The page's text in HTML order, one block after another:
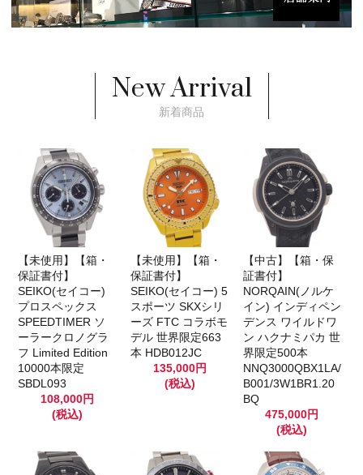
New Arrival
新着商品
【未使用】【箱・
保証書付】
SEIKO(セイコー)
プロスペックス
SPEEDTIMER ソ
ーラークロノグラ
フ Limited Edition
10000本限定
SBDL093
108,000円
(税込)
【未使用】【箱・
保証書付】
SEIKO(セイコー) 5
スポーツ SKXシリ
ーズ FTC コラボモ
デル 世界限定663
本 HDB012JC
135,000円
(税込)
【中古】【箱・保
証書付】
NORQAIN(ノルケ
イン) インディペン
デンス ワイルドワ
ン ハクナミパカ 世
界限定500本
NNQ3000QBX1LA/
B001/3W1BR1.20
BQ
475,000円
(税込)